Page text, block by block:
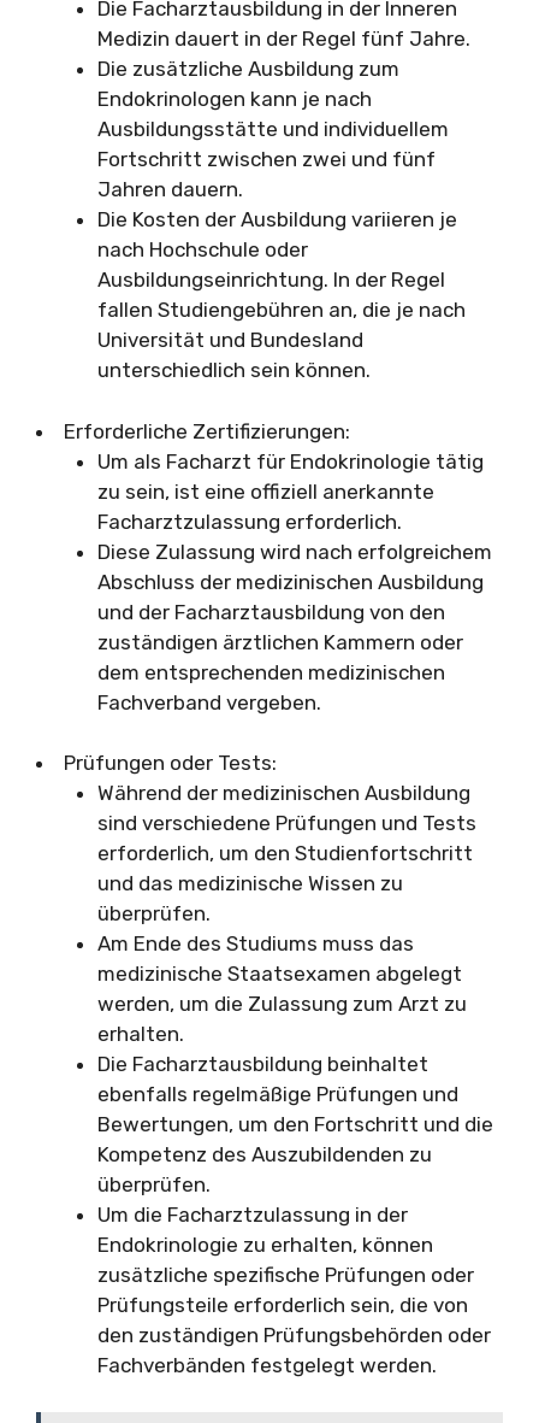
Die Facharztausbildung in der Inneren
Medizin dauert in der Regel fünf Jahre.
Die zusätzliche Ausbildung zum
Endokrinologen kann je nach
Ausbildungsstätte und individuellem
Fortschritt zwischen zwei und fünf
Jahren dauern.
Die Kosten der Ausbildung variieren je
nach Hochschule oder
Ausbildungseinrichtung. In der Regel
fallen Studiengebühren an, die je nach
Universität und Bundesland
unterschiedlich sein können.
Erforderliche Zertifizierungen:
Um als Facharzt für Endokrinologie tätig
zu sein, ist eine offiziell anerkannte
Facharztzulassung erforderlich.
Diese Zulassung wird nach erfolgreichem
Abschluss der medizinischen Ausbildung
und der Facharztausbildung von den
zuständigen ärztlichen Kammern oder
dem entsprechenden medizinischen
Fachverband vergeben.
Prüfungen oder Tests:
Während der medizinischen Ausbildung
sind verschiedene Prüfungen und Tests
erforderlich, um den Studienfortschritt
und das medizinische Wissen zu
überprüfen.
Am Ende des Studiums muss das
medizinische Staatsexamen abgelegt
werden, um die Zulassung zum Arzt zu
erhalten.
Die Facharztausbildung beinhaltet
ebenfalls regelmäßige Prüfungen und
Bewertungen, um den Fortschritt und die
Kompetenz des Auszubildenden zu
überprüfen.
Um die Facharztzulassung in der
Endokrinologie zu erhalten, können
zusätzliche spezifische Prüfungen oder
Prüfungsteile erforderlich sein, die von
den zuständigen Prüfungsbehörden oder
Fachverbänden festgelegt werden.